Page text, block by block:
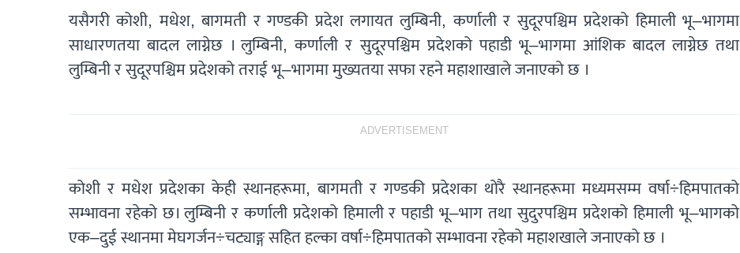
यसैगरी कोशी, मधेश, बागमती र गण्डकी प्रदेश लगायत लुम्बिनी, कर्णाली र सुदूरपश्चिम प्रदेशको हिमाली भू–भागमा
साधारणतया बादल लाग्नेछ । लुम्बिनी, कर्णाली र सुदूरपश्चिम प्रदेशको पहाडी भू–भागमा आंशिक बादल लाग्नेछ तथा
लुम्बिनी र सुदूरपश्चिम प्रदेशको तराई भू–भागमा मुख्यतया सफा रहने महाशाखाले जनाएको छ ।
ADVERTISEMENT
कोशी र मधेश प्रदेशका केही स्थानहरूमा, बागमती र गण्डकी प्रदेशका थोरै स्थानहरूमा मध्यमसम्म वर्षा÷हिमपातको
सम्भावना रहेको छ। लुम्बिनी र कर्णाली प्रदेशको हिमाली र पहाडी भू–भाग तथा सुदुरपश्चिम प्रदेशको हिमाली भू–भागको
एक–दुई स्थानमा मेघगर्जन÷चट्याङ्ग सहित हल्का वर्षा÷हिमपातको सम्भावना रहेको महाशखाले जनाएको छ ।